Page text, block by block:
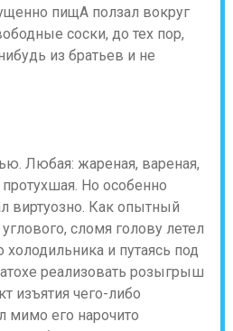
пищА ползал вокруг
соски, до тех пор,
из братьев и не
Любая: жареная, вареная,
Но особенно
виртуозно. Как опытный
сломя голову летел
и путаясь под
реализовать розыгрыш
изъятия чего-либо
мимо его нарочито